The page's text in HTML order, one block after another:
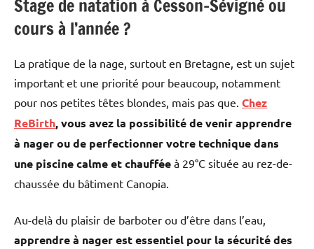
Stage de natation à Cesson-Sévigné ou
cours à l’année ?
La pratique de la nage, surtout en Bretagne, est un sujet
important et une priorité pour beaucoup, notamment
pour nos petites têtes blondes, mais pas que. Chez
ReBirth, vous avez la possibilité de venir apprendre
à nager ou de perfectionner votre technique dans
une piscine calme et chauffée à 29°C située au rez-de-
chaussée du bâtiment Canopia.
Au-delà du plaisir de barboter ou d’être dans l’eau,
apprendre à nager est essentiel pour la sécurité des